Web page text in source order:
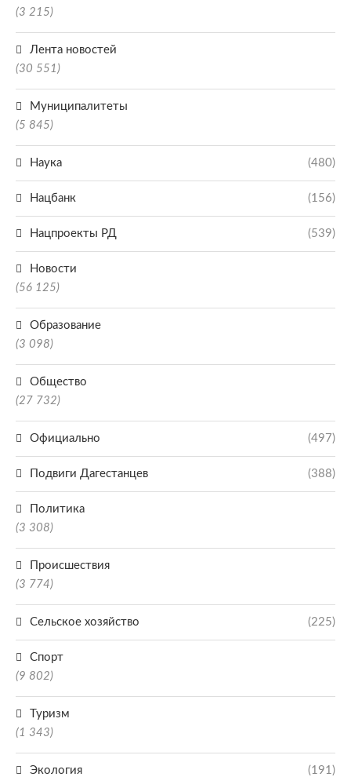
(3 215)
Лента новостей
(30 551)
Муниципалитеты
(5 845)
Наука (480)
Нацбанк (156)
Нацпроекты РД (539)
Новости
(56 125)
Образование
(3 098)
Общество
(27 732)
Официально (497)
Подвиги Дагестанцев (388)
Политика
(3 308)
Происшествия
(3 774)
Сельское хозяйство (225)
Спорт
(9 802)
Туризм
(1 343)
Экология (191)